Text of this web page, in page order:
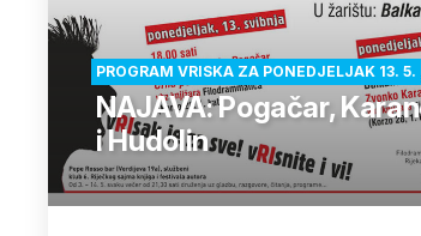
PROGRAM VRISKA ZA PONEDJELJAK 13. 5.
NAJAVA: Pogačar,
i Hudolin